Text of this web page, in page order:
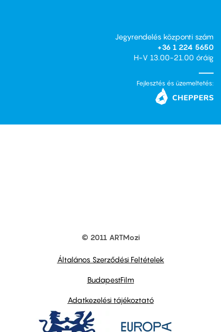
Jegyrendelés központi szám
+36 1 224 5650
H-V 13.00-21.00 óráig
Fejlesztés és üzemeltetés:
© 2011 ARTMozi
Általános Szerződési Feltételek
BudapestFilm
Adatkezelési tájékoztató